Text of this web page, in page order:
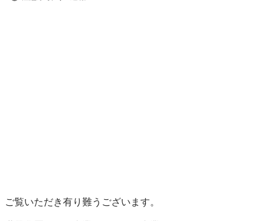
ご覧いただき有り難うございます。